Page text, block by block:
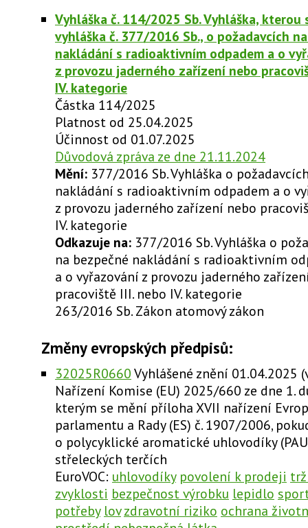
Vyhláška č. 114/2025 Sb. Vyhláška, kterou
vyhláška č. 377/2016 Sb., o požadavcích
nakládání s radioaktivním odpadem a o
z provozu jaderného zařízení nebo
IV. kategorie
Částka 114/2025
Platnost od 25.04.2025
Účinnost od 01.07.2025
Důvodová zpráva ze dne 21.11.2024
Mění: 377/2016 Sb. Vyhláška o
nakládání s radioaktivním odpadem a o
z provozu jaderného zařízení nebo
IV. kategorie
Odkazuje na: 377/2016 Sb. Vyhláška o
na bezpečné nakládání s radioaktivním
a o vyřazování z provozu jaderného
pracoviště III. nebo IV. kategorie
263/2016 Sb. Zákon atomový zákon
Změny evropských předpisů:
32025R0660 Vyhlášené znění 01.04.2025
Nařízení Komise (EU) 2025/660 ze dne 1.
kterým se mění příloha XVII nařízení
parlamentu a Rady (ES) č. 1907/2006,
o polycyklické aromatické uhlovodíky
střeleckých terčích
EuroVOC: uhlovodíky povolení k prodeji
zvyklosti bezpečnost výrobku lepidlo
potřeby lov zdravotní riziko ochrana